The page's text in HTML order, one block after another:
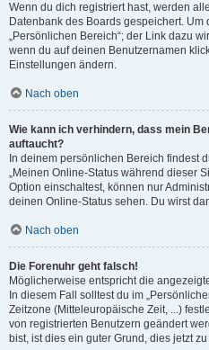
Wenn du dich registriert hast, werden
Datenbank des Boards gespeichert.
„Persönlichen Bereich“; der Link dazu
wenn du auf deinen Benutzernamen
Einstellungen ändern.
Nach oben
Wie kann ich verhindern, dass mein
auftaucht?
In deinem persönlichen Bereich findest
„Meinen Online-Status während dieser
Option einschaltest, können nur
deinen Online-Status sehen. Du wirst
Nach oben
Die Forenuhr geht falsch!
Möglicherweise entspricht die
In diesem Fall solltest du im
Zeitzone (Mitteleuropäische Zeit, ...)
von registrierten Benutzern geändert
bist, ist dies ein guter Grund, dies jetzt